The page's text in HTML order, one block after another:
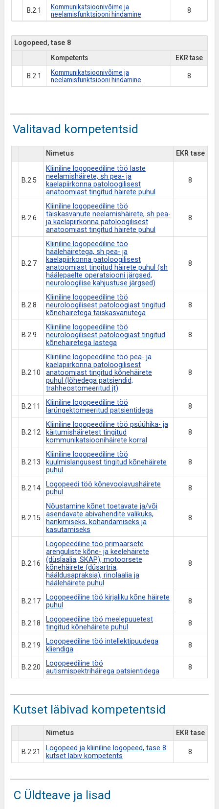
B.2.1
Kommunikatsioonivõime ja
neelamisfunktsiooni hindamine
8
Logopeed, tase 8
Kompetents EKR tase
B.2.1
Kommunikatsioonivõime ja
neelamisfunktsiooni hindamine
8
Valitavad kompetentsid
Nimetus EKR tase
B.2.5
Kliiniline logopeediline töö laste
neelamishäirete, sh pea- ja
kaelapiirkonna patoloogilisest
anatoomiast tingitud häirete puhul
8
B.2.6
Kliiniline logopeediline töö
täiskasvanute neelamishäirete, sh pea-
ja kaelapiirkonna patoloogilisest
anatoomiast tingitud häirete puhul
8
B.2.7
Kliiniline logopeediline töö
häälehäiretega, sh pea- ja
kaelapiirkonna patoloogilisest
anatoomiast tingitud häirete puhul (sh
häälepaelte operatsiooni järgsed,
neuroloogilise kahjustuse järgsed)
8
B.2.8
Kliiniline logopeediline töö
neuroloogilisest patoloogiast tingitud
kõnehäiretega täiskasvanutega
8
B.2.9
Kliiniline logopeediline töö
neuroloogilisest patoloogiast tingitud
kõnehäiretega lastega
8
B.2.10
Kliiniline logopeediline töö pea- ja
kaelapiirkonna patoloogilisest
anatoomiast tingitud kõnehäirete
puhul (lõhedega patsiendid,
trahheostomeeritud jt)
8
B.2.11
Kliiniline logopeediline töö
larüngektomeeritud patsientidega
8
B.2.12
Kliiniline logopeediline töö psüühika- ja
käitumishäiretest tingitud
kommunikatsioonihäirete korral
8
B.2.13
Kliiniline logopeediline töö
kuulmislangusest tingitud kõnehäirete
puhul
8
B.2.14
Logopeedi töö kõnevoolavushäirete
puhul
8
B.2.15
Nõustamine kõnet toetavate ja/või
asendavate abivahendite valikuks,
hankimiseks, kohandamiseks ja
kasutamiseks
8
B.2.16
Logopeediline töö primaarsete
arenguliste kõne- ja keelehäirete
(düslaalia, SKAP), motoorsete
kõnehäirete (düsartria,
hääldusapraksia), rinolaalia ja
häälehäirete puhul
8
B.2.17
Logopeediline töö kirjaliku kõne häirete
puhul
8
B.2.18
Logopeediline töö meelepuuetest
tingitud kõnehäirete puhul
8
B.2.19
Logopeediline töö intellektipuudega
kliendiga
8
B.2.20
Logopeediline töö
autismispektrihäirega patsientidega
8
Kutset läbivad kompetentsid
Nimetus EKR tase
B.2.21
Logopeed ja kliiniline logopeed, tase 8
kutset läbiv kompetents
8
C Üldteave ja lisad